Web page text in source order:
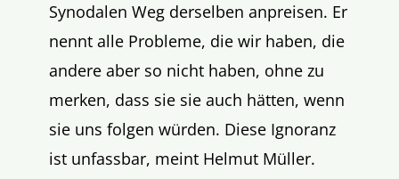
Synodalen Weg derselben anpreisen. Er
nennt alle Probleme, die wir haben, die
andere aber so nicht haben, ohne zu
merken, dass sie sie auch hätten, wenn
sie uns folgen würden. Diese Ignoranz
ist unfassbar, meint Helmut Müller.